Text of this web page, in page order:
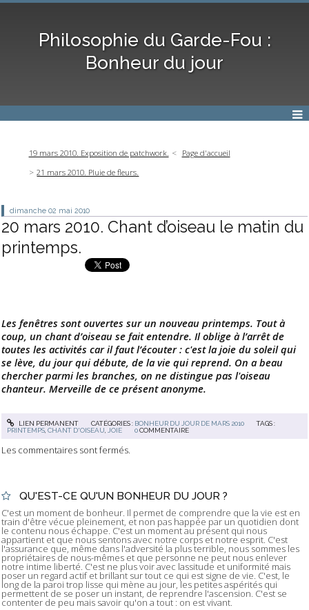
Philosophie du Garde-Fou :
Bonheur du jour
19 mars 2010. Exposition de patchwork.
Page d'accueil
21 mars 2010. Pluie de fleurs.
dimanche 02 mai 2010
20 mars 2010. Chant d’oiseau le matin du
printemps.
Les fenêtres sont ouvertes sur un nouveau printemps. Tout à
coup, un chant d’oiseau se fait entendre. Il oblige à l’arrêt de
toutes les activités car il faut l’écouter : c'est la joie du soleil qui
se lève, du jour qui débute, de la vie qui reprend. On a beau
chercher parmi les branches, on ne distingue pas l'oiseau
chanteur. Merveille de ce présent anonyme.
LIEN PERMANENT CATÉGORIES : BONHEUR DU JOUR DE MARS 2010
TAGS :
PRINTEMPS ,CHANT D'OISEAU JOIE 0 COMMENTAIRE
Les commentaires sont fermés.
QU'EST-CE QU'UN BONHEUR DU JOUR ?
C'est un moment de bonheur. Il permet de comprendre que la vie est en
train d'être vécue pleinement, et non pas happée par un quotidien dont
le contenu nous échappe. C'est un moment au présent qui nous
appartient et que nous sentons avec notre corps et notre esprit. C'est
l'assurance que, même dans l'adversité la plus terrible, nous sommes les
propriétaires de nous-mêmes et que personne ne peut nous enlever
notre intime liberté. C'est ne plus voir avec lassitude et uniformité mais
poser un regard actif et brillant sur tout ce qui est signe de vie. C'est, le
long de la paroi trop lisse qui mène au jour, les petites aspérités qui
permettent de se poser un instant, de reprendre l'ascension. C'est se
contenter de peu mais savoir qu'on a tout : on est vivant.